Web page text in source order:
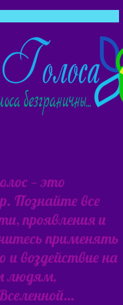
— это
Познайте все
проявления и
применять
и воздействие на
людям,